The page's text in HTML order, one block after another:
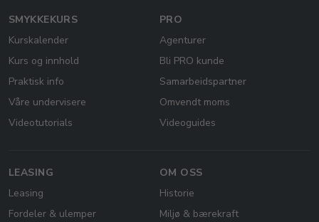
SMYKKEKURS
Kurskalender
Kurs og innhold
Praktisk info
Våre undervisere
Videotutorials
PRO
Agenturer
Bli PRO kunde
Samarbeidspartner
Omvendt moms
Videoguides
LEASING
Leasing
Fordeler & ulemper
OM OSS
Historie
Miljø & bærekraft